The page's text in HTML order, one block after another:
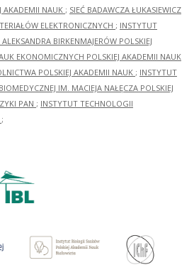
AKADEMII NAUK ; SIEĆ BADAWCZA ŁUKASIEWICZ
ELEKTRONICZNYCH ; INSTYTUT
BIRKENMAJERÓW POLSKIEJ
EKONOMICZNYCH POLSKIEJ AKADEMII NAUK
POLSKIEJ AKADEMII NAUK ; INSTYTUT
IM. MACIEJA NAŁĘCZA POLSKIEJ
PAN ; INSTYTUT TECHNOLOGII
;